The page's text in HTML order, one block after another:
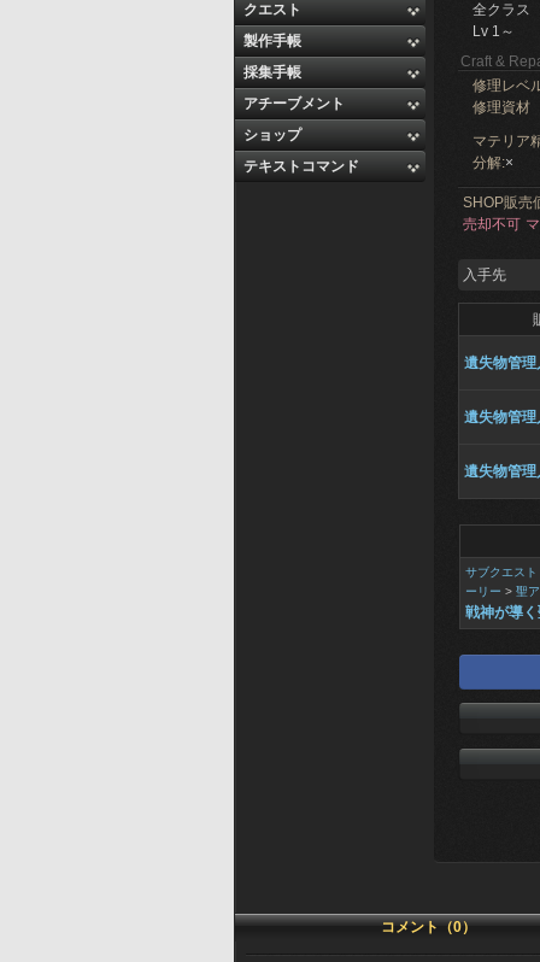
クエスト
製作手帳
採集手帳
アチーブメント
ショップ
テキストコマンド
全クラス
Lv 1～
Craft &
修理レベ
修理資材
マテリア
分解:×
SHOP販売
売却不可
入手先
遺失物管理
遺失物管理
遺失物管理
サブクエスト
ーリー > 聖
戦神が導
コメント（0）